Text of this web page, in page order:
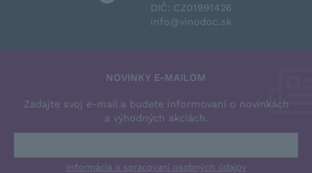
DIČ: CZ01991426
info@vinodoc.sk
NOVINKY E-MAILOM
Zadajte svoj e-mail a budete informovaní o novinkách
a výhodných akciách.
Informácia o spracovaní osobných údajov